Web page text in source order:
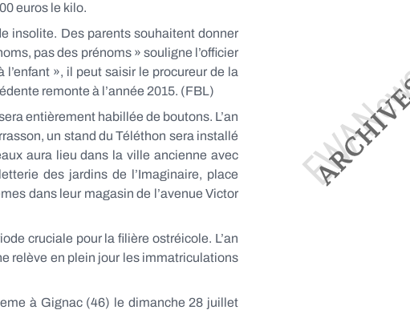
euros le kilo.
insolite. Des parents souhaitent donner
pas des prénoms » souligne l’officier
», il peut saisir le procureur de la
remonte à l’année 2015. (FBL)
entièrement habillée de boutons. L’an
un stand du Téléthon sera installé
aura lieu dans la ville ancienne avec
des jardins de l’Imaginaire, place
dans leur magasin de l’avenue Victor
cruciale pour la filière ostréicole. L’an
relève en plein jour les immatriculations
à Gignac (46) le dimanche 28 juillet